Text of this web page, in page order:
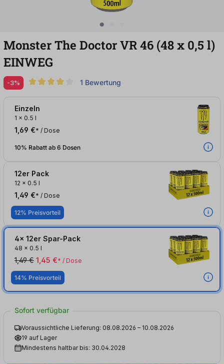
Monster The Doctor VR 46 (48x 0,5 l)
EINWEG
-3% 1 Bewertung
Einzeln
1 x 0.5 l
1,69 €* / Dose
10% Rabatt ab 6 Dosen
12er Pack
12 x 0.5 l
1,49 €* / Dose
12% Preisvorteil
4x 12er Spar-Pack
48 x 0.5 l
1,49 € 1,45 €* / Dose
14% Preisvorteil
Sofort verfügbar
Voraussichtliche Lieferung: 08.08.2026 – 10.08.2026
19 auf Lager
Mindestens haltbar bis: 30.04.2028